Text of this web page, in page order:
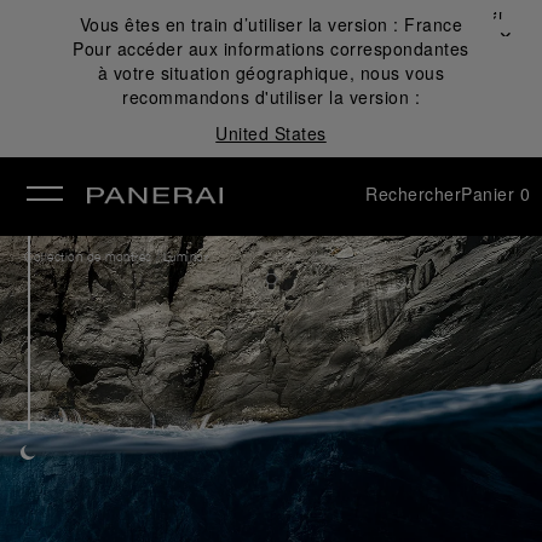
Vous êtes en train d’utiliser la version : France
Pour accéder aux informations correspondantes
à votre situation géographique, nous vous
recommandons d'utiliser la version :
United States
Fermer
✕
RechercherPanier 0
Collection de montres /Luminor